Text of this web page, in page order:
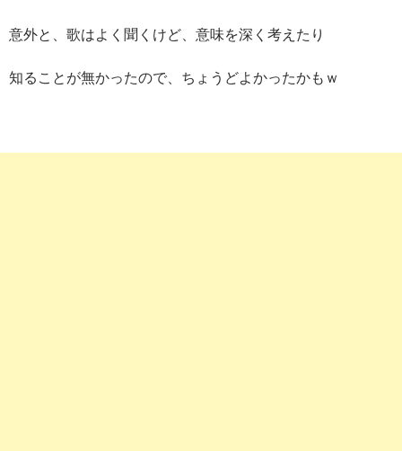
意外と、歌はよく聞くけど、意味を深く考えたり
知ることが無かったので、ちょうどよかったかもｗ